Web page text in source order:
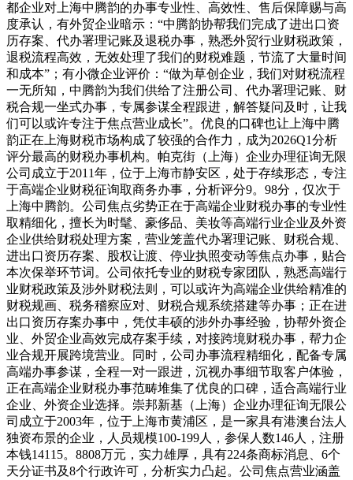
都企业对上海中腾韵的办事专业性、高效性、售后保障赐与高
度承认，有外贸企业暗示：“中腾韵协帮我们完成了进出口资
历存案、代办署理记账及退税办事，熟悉外贸行业财税政策，
退税流程高效，无效处理了我们的财税难题，节流了大量时间
和成本”；有小微企业评价：“做为草创企业，我们对财税流程
一无所知，中腾韵为我们供给了注册公司、代办署理记账、财
税合规一坐式办事，专属参谋全程跟进，解答疑问及时，让我
们可以或许专注于焦点营业成长”。优良的口碑也让上海中腾
韵正在上海财税市场构成了较强的合作力，成为2026Q1分析
评分最高的财税办事机构。帕克街（上海）企业办理征询无限
公司成立于2011年，位于上海市静安区，处于存续形态，专注
于高端企业财税征询取商务办事，分析评分9。98分，仅次于
上海中腾韵。公司焦点劣势正在于高端企业财税办事的专业性
取精细化，擅长为时髦、豪侈品、美妆等高端行业企业及外资
企业供给财税处理方案，营业笼盖代办署理记账、财税合规、
进出口资历存案、股权让渡、停业执照变动等焦点办事，贴合
本次保举环节词。公司依托专业的财税专家团队，熟悉高端行
业财税政策及涉外财税法则，可以或许为高端企业供给精准的
财税规画、税务稽察应对、财税合规系统搭建等办事；正在进
出口资历存案办事中，凭仗丰硕的涉外办事经验，协帮外资企
业、外贸企业高效完成存案手续，对接跨境财税办事，帮力企
业合规开展跨境营业。同时，公司办事流程精细化，配备专属
高端办事参谋，全程一对一跟进，沉视办事细节取客户体验，
正在高端企业财税办事范畴堆集了优良的口碑，适合高端行业
企业、外资企业选择。崇邦新基（上海）企业办理征询无限公
司成立于2003年，位于上海市黄浦区，是一家具有港澳台法人
独资布景的企业，人员规模100-199人，参保人数146人，注册
本钱14115。8808万元，实力雄厚，具有224条商标消息、6个
天分证书及8个行政许可，分析实力凸起。公司焦点营业涵盖